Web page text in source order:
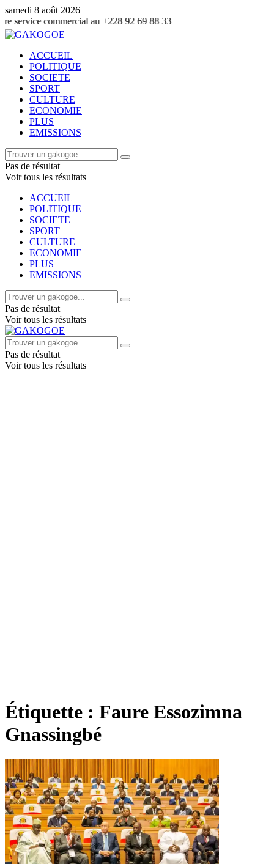
samedi 8 août 2026
au +228 92 69 88 33
ACCUEIL
POLITIQUE
SOCIETE
SPORT
CULTURE
ECONOMIE
PLUS
EMISSIONS
Pas de résultat
Voir tous les résultats
ACCUEIL
POLITIQUE
SOCIETE
SPORT
CULTURE
ECONOMIE
PLUS
EMISSIONS
Pas de résultat
Voir tous les résultats
Pas de résultat
Voir tous les résultats
Étiquette : Faure Essozimna
Gnassingbé